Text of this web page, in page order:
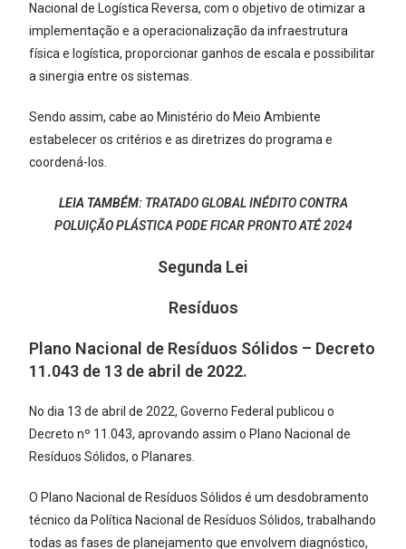
Nacional de Logística Reversa, com o objetivo de otimizar a
implementação e a operacionalização da infraestrutura
física e logística, proporcionar ganhos de escala e possibilitar
a sinergia entre os sistemas.
Sendo assim, cabe ao Ministério do Meio Ambiente
estabelecer os critérios e as diretrizes do programa e
coordená-los.
LEIA TAMBÉM: TRATADO GLOBAL INÉDITO CONTRA
POLUIÇÃO PLÁSTICA PODE FICAR PRONTO ATÉ 2024
Segunda Lei
Resíduos
Plano Nacional de Resíduos Sólidos – Decreto
11.043 de 13 de abril de 2022.
No dia 13 de abril de 2022, Governo Federal publicou o
Decreto nº 11.043, aprovando assim o Plano Nacional de
Resíduos Sólidos, o Planares.
O Plano Nacional de Resíduos Sólidos é um desdobramento
técnico da Política Nacional de Resíduos Sólidos, trabalhando
todas as fases de planejamento que envolvem diagnóstico,